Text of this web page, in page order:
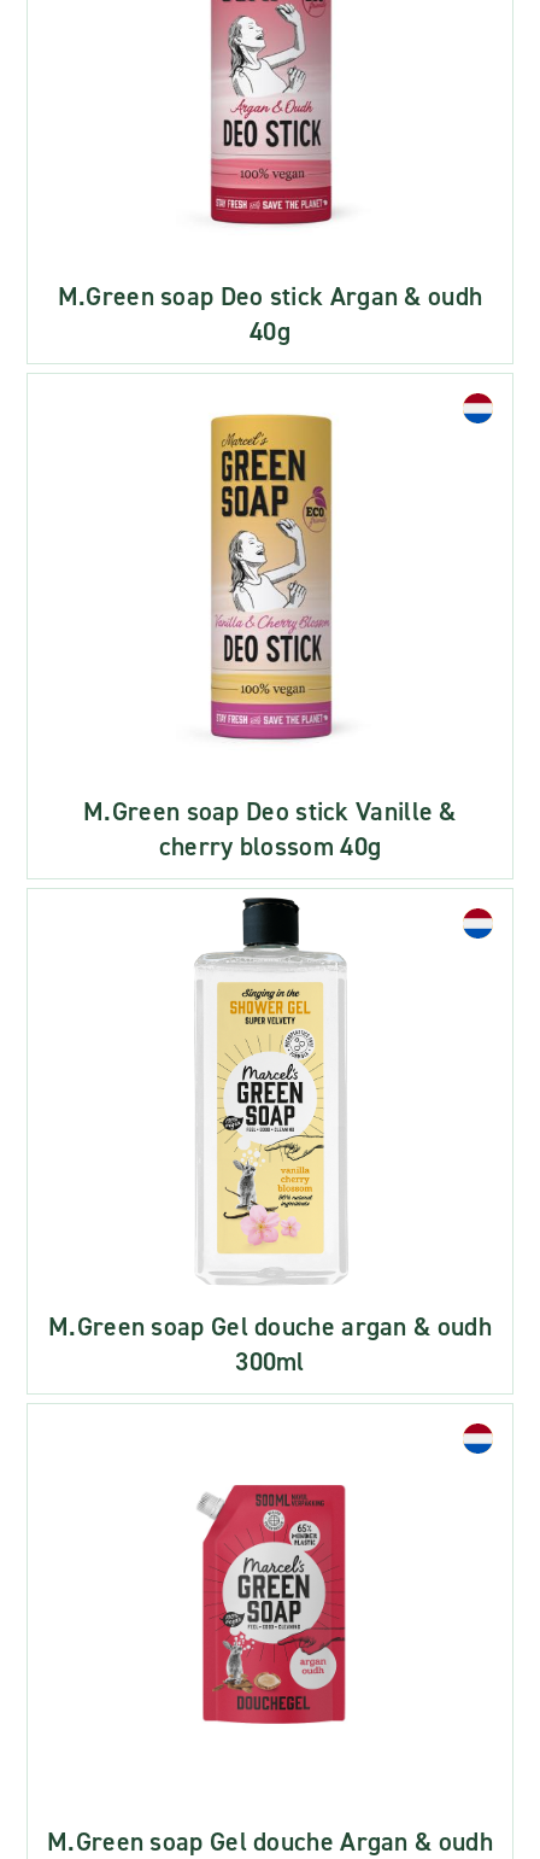
M.Green soap Deo stick Argan & oudh
40g
M.Green soap Deo stick Vanille &
cherry blossom 40g
M.Green soap Gel douche argan & oudh
300ml
M.Green soap Gel douche Argan & oudh